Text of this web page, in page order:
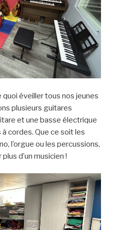
éveiller tous nos jeunes
plusieurs guitares
et une basse électrique
cordes. Que ce soit les
l’orgue ou les percussions,
d’un musicien !